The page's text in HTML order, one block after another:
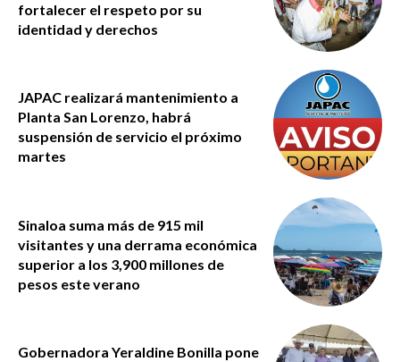
fortalecer el respeto por su
identidad y derechos
JAPAC realizará mantenimiento a
Planta San Lorenzo, habrá
suspensión de servicio el próximo
martes
Sinaloa suma más de 915 mil
visitantes y una derrama económica
superior a los 3,900 millones de
pesos este verano
Gobernadora Yeraldine Bonilla pone